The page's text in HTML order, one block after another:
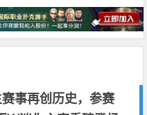
赛事再创历史，参赛